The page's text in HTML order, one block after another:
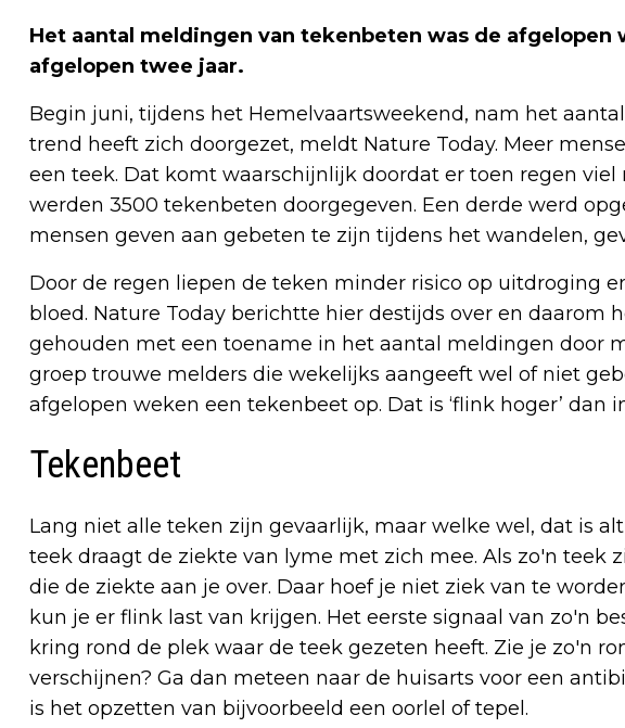
Het aantal meldingen van tekenbeten was de afgelopen
afgelopen twee jaar.
Begin juni, tijdens het Hemelvaartsweekend, nam het aantal
trend heeft zich doorgezet, meldt Nature Today. Meer
een teek. Dat komt waarschijnlijk doordat er toen regen viel
werden 3500 tekenbeten doorgegeven. Een derde werd
mensen geven aan gebeten te zijn tijdens het wandelen,
Door de regen liepen de teken minder risico op uitdroging
bloed. Nature Today berichtte hier destijds over en daarom
gehouden met een toename in het aantal meldingen door
groep trouwe melders die wekelijks aangeeft wel of niet
afgelopen weken een tekenbeet op. Dat is ‘flink hoger’ dan
Tekenbeet
Lang niet alle teken zijn gevaarlijk, maar welke wel, dat is
teek draagt de ziekte van lyme met zich mee. Als zo'n teek
die de ziekte aan je over. Daar hoef je niet ziek van te
kun je er flink last van krijgen. Het eerste signaal van zo'n
kring rond de plek waar de teek gezeten heeft. Zie je zo'n
verschijnen? Ga dan meteen naar de huisarts voor een
is het opzetten van bijvoorbeeld een oorlel of tepel.